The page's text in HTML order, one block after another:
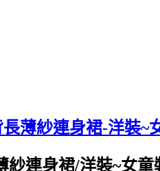
薄紗連身裙-洋裝~
連身裙/洋裝~女童